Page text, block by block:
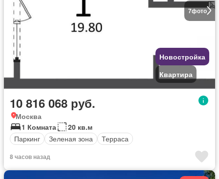
7фото
Новостройка
Квартира
10 816 068 руб.
Москва
1 Комната
20 кв.м
Паркинг
Зеленая зона Терраса
8 часов назад